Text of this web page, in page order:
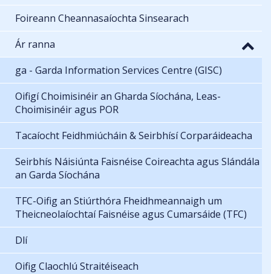
Foireann Cheannasaíochta Sinsearach
Ár ranna
ga - Garda Information Services Centre (GISC)
Oifigí Choimisinéir an Gharda Síochána, Leas-
Choimisinéir agus POR
Tacaíocht Feidhmiúcháin & Seirbhísí Corparáideacha
Seirbhís Náisiúnta Faisnéise Coireachta agus Slándála
an Garda Síochána
TFC-Oifig an Stiúrthóra Fheidhmeannaigh um
Theicneolaíochtaí Faisnéise agus Cumarsáide (TFC)
Dlí
Oifig Claochlú Straitéiseach